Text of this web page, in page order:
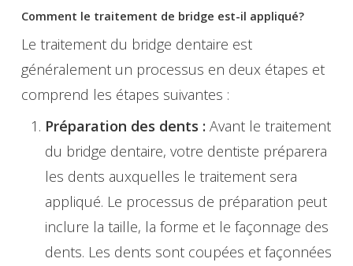
Comment le traitement de bridge est-il appliqué?
Le traitement du bridge dentaire est
généralement un processus en deux étapes et
comprend les étapes suivantes :
Préparation des dents : Avant le traitement
du bridge dentaire, votre dentiste préparera
les dents auxquelles le traitement sera
appliqué. Le processus de préparation peut
inclure la taille, la forme et le façonnage des
dents. Les dents sont coupées et façonnées